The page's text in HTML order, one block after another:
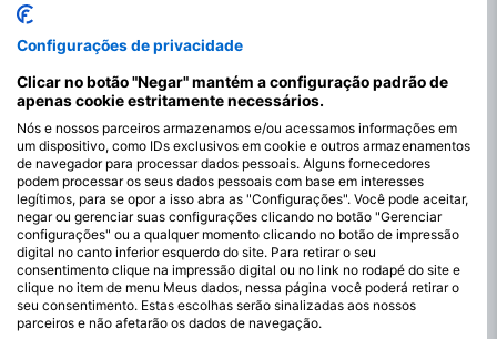
Configurações de privacidade
Clicar no botão "Negar" mantém a configuração padrão de
apenas cookie estritamente necessários.
Nós e nossos parceiros armazenamos e/ou acessamos informações em
um dispositivo, como IDs exclusivos em cookie e outros armazenamentos
de navegador para processar dados pessoais. Alguns fornecedores
podem processar os seus dados pessoais com base em interesses
legítimos, para se opor a isso abra as "Configurações". Você pode aceitar,
negar ou gerenciar suas configurações clicando no botão "Gerenciar
configurações" ou a qualquer momento clicando no botão de impressão
digital no canto inferior esquerdo do site. Para retirar o seu
consentimento clique na impressão digital ou no link no rodapé do site e
clique no item de menu Meus dados, nessa página você poderá retirar o
seu consentimento. Estas escolhas serão sinalizadas aos nossos
parceiros e não afetarão os dados de navegação.